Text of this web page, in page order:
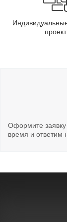
Оформите
время и ответим